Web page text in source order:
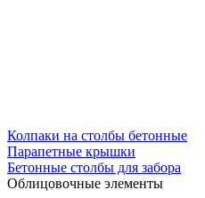
Колпаки на столбы бетонные
Парапетные крышки
Бетонные столбы для забора
Облицовочные элементы